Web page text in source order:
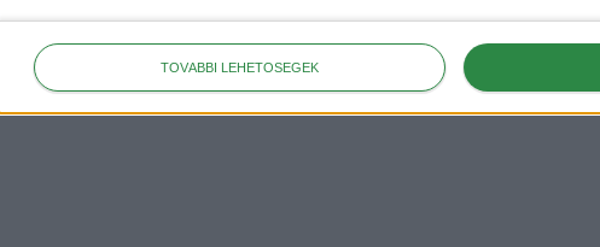
TOVÁBBI LEHETŐSÉGEK